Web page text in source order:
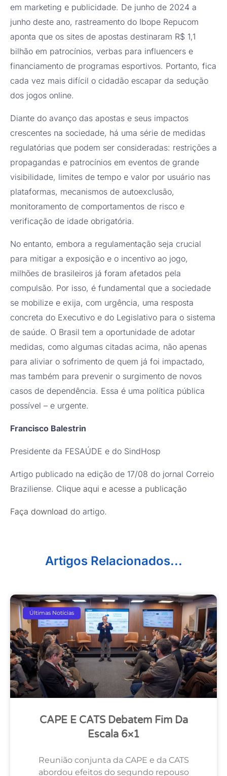
em marketing e publicidade. De junho de 2024 a
junho deste ano, rastreamento do Ibope Repucom
aponta que os sites de apostas destinaram R$ 1,1
bilhão em patrocínios, verbas para influencers e
financiamento de programas esportivos. Portanto, fica
cada vez mais difícil o cidadão escapar da sedução
dos jogos online.
Diante do avanço das apostas e seus impactos
crescentes na sociedade, há uma série de medidas
regulatórias que podem ser consideradas: restrições a
propagandas e patrocínios em eventos de grande
visibilidade, limites de tempo e valor por usuário nas
plataformas, mecanismos de autoexclusão,
monitoramento de comportamentos de risco e
verificação de idade obrigatória.
No entanto, embora a regulamentação seja crucial
para mitigar a exposição e o incentivo ao jogo,
milhões de brasileiros já foram afetados pela
compulsão. Por isso, é fundamental que a sociedade
se mobilize e exija, com urgência, uma resposta
concreta do Executivo e do Legislativo para o sistema
de saúde. O Brasil tem a oportunidade de adotar
medidas, como algumas citadas acima, não apenas
para aliviar o sofrimento de quem já foi impactado,
mas também para prevenir o surgimento de novos
casos de dependência. Essa é uma política pública
possível – e urgente.
Francisco Balestrin
Presidente da FESAÚDE e do SindHosp
Artigo publicado na edição de 17/08 do jornal Correio
Braziliense. Clique aqui e acesse a publicação
Faça download do artigo.
Artigos Relacionados...
Últimas Notícias
CAPE E CATS Debatem Fim Da
Escala 6×1
Reunião conjunta da CAPE e da CATS
abordou efeitos do segundo repouso